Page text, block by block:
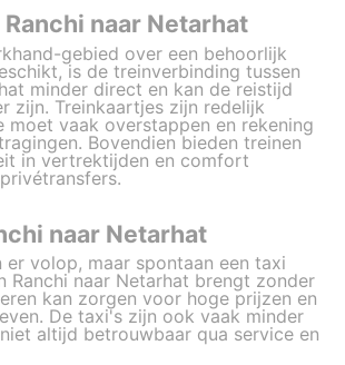
naar Netarhat
gebied over een behoorlijk
is de treinverbinding tussen
minder direct en kan de reistijd
zijn. Treinkaartjes zijn redelijk
moet vaak overstappen en rekening
Bovendien bieden treinen
in vertrektijden en comfort
naar Netarhat
er volop, maar spontaan een taxi
Ranchi naar Netarhat brengt zonder
kan zorgen voor hoge prijzen en
De taxi's zijn ook vaak minder
altijd betrouwbaar qua service en